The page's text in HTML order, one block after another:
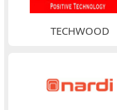
TECHWOOD